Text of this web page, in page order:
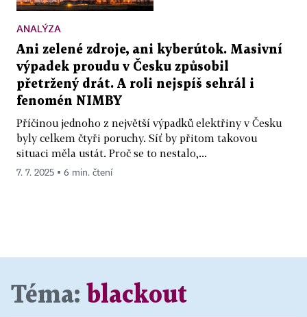
ANALÝZA
Ani zelené zdroje, ani kyberútok. Masivní
výpadek proudu v Česku způsobil
přetržený drát. A roli nejspíš sehrál i
fenomén NIMBY
Příčinou jednoho z největší výpadků elektřiny v Česku
byly celkem čtyři poruchy. Síť by přitom takovou
situaci měla ustát. Proč se to nestalo,...
7. 7. 2025 ▪ 6 min. čtení
Téma: blackout